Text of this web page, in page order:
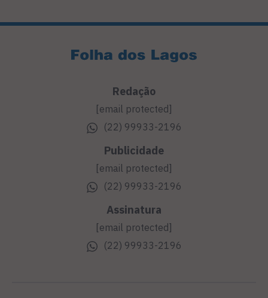
Redação
[email protected]
(22) 99933-2196
Publicidade
[email protected]
(22) 99933-2196
Assinatura
[email protected]
(22) 99933-2196